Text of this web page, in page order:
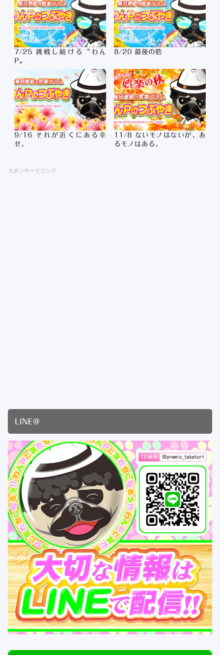
7/25 挑戦し続ける〝わん
P〟
8/20 最後の砦
9/16 それが近くにある幸
せ。
11/8 ないモノはないが、あ
るモノはある。
スポンサードリンク
LINE@